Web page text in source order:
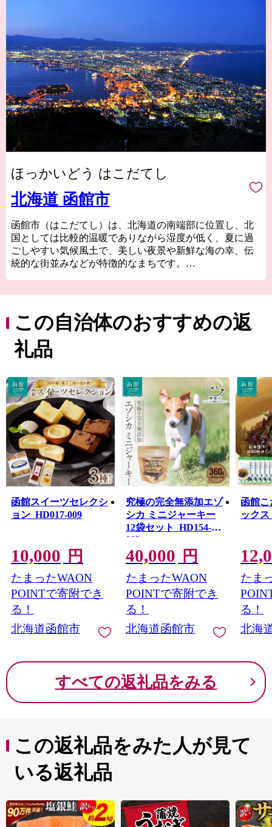
ほっかいどう はこだてし
北海道 函館市
函館市（はこだてし）は、北海道の南端部に位置し、北
国としては比較的温暖でありながら湿度が低く、夏に過
ごしやすい気候風土で、美しい夜景や新鮮な海の幸、伝
統的な街並みなどが特徴的なまちです。
できます。
函館市内の駅前・元町エリアに代表される異国情緒あふ
れる街並みは、1859年の「箱館開港」から西洋文化をい
ち早く取り入れてハイカラな生活が始まったことにより
もそのまま残っています。
函館市が有する「歴史」、「景観・街並み」、「食」を
はじめとした数多くの資源を磨き上げることで、まちの
活性化を図っていきたいと考えています。
この自治体のおすすめの返
礼品
函館スイーツセレクシ
ョン_HD017-009
10,000 円
たまったWAON
POINTで寄附でき
る！
北海道函館市
究極の完全無添加エゾ
シカ ミニジャーキー
12袋セット_HD154-
003
40,000 円
たまったWAON
POINTで寄附でき
る！
北海道函館市
函館
ックス
たま
る！
北海
すべての返礼品をみる
この返礼品をみた人が見て
いる返礼品